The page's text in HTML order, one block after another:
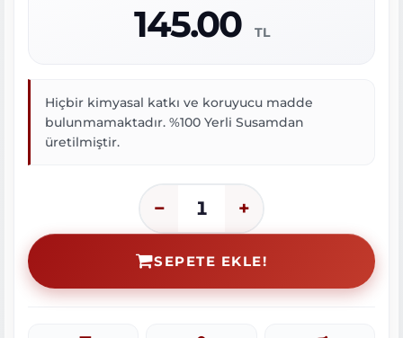
145.00 TL
Hiçbir kimyasal katkı ve koruyucu madde
bulunmamaktadır. %100 Yerli Susamdan
üretilmiştir.
− 1 +
SEPETE EKLE!